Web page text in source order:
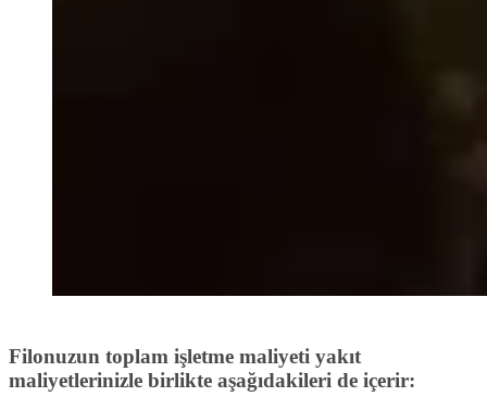
Filonuzun toplam işletme maliyeti yakıt
maliyetlerinizle birlikte aşağıdakileri de içerir: